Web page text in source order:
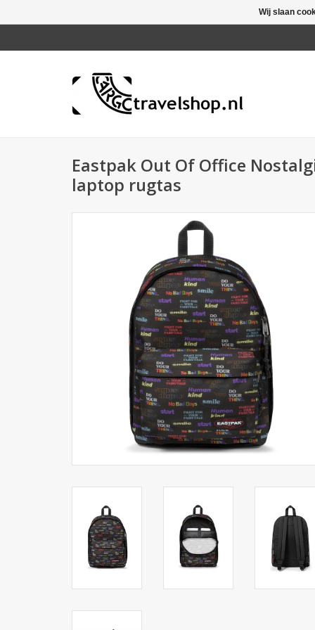
Eastpak Out Of Office
laptop rugtas
Wij slaan